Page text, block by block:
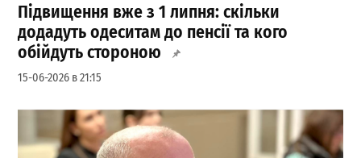
Підвищення вже з 1 липня: скільки
додадуть одеситам до пенсії та кого
обійдуть стороною
15-06-2026 в 21:15